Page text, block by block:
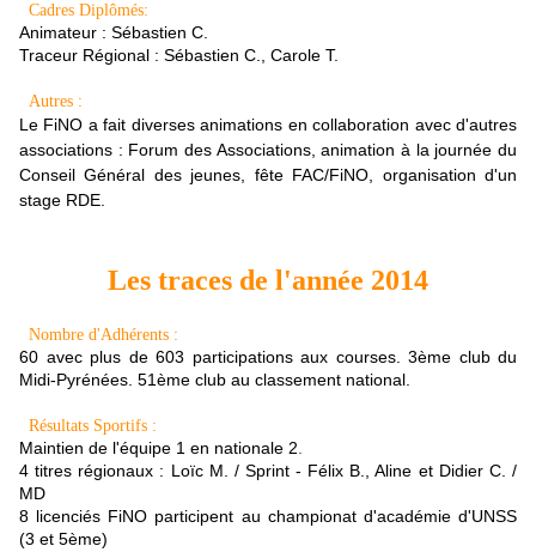
Cadres Diplômés:
Animateur : Sébastien C.
Traceur Régional : Sébastien C., Carole T.
Autres :
Le FiNO a fait diverses animations en collaboration avec d'autres
associations : Forum des Associations, animation à la journée du
Conseil Général des jeunes, fête FAC/FiNO, organisation d'un
stage RDE.
Les traces de l'année 2014
Nombre d'Adhérents :
60 avec plus de 603 participations aux courses. 3ème club du
Midi-Pyrénées. 51ème club au classement national.
Résultats Sportifs :
Maintien de l'équipe 1 en nationale 2
4 titres régionaux : Loïc M. / Sprint - Félix B., Aline et Didier C. /
MD
8 licenciés FiNO participent au championat d'académie d'UNSS
(3 et 5ème)